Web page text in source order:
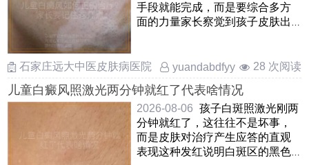
手段就能完成，而是要综合多方
面的力量家长察觉到孩子皮肤出
石家庄远大中医皮肤病医院
yuandabdfyy 28 次阅读
儿童白癜风照激光两分钟就红了代表啥情况
2026-08-06 孩子白斑照激光刚两
分钟就红了，这往往不是坏事，
而是皮肤对治疗产生应答的直观
表现这种发红说明白斑区的黑色